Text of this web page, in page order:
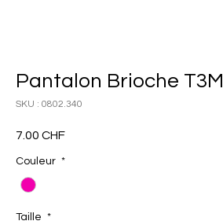
Pantalon Brioche T3M
SKU : 0802.340
7.00 CHFPrix
Couleur *
Taille *